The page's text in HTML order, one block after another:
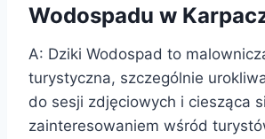
Wodospadu w
A: Dziki Wodospad to
turystyczna, szczególnie
do sesji zdjęciowych i ciesząca
zainteresowaniem wśród